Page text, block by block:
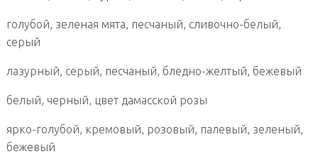
голубой, зеленая мята, песчаный, сливочно-белый,
серый
лазурный, серый, песчаный, бледно-желтый, бежевый
белый, черный, цвет дамасской розы
ярко-голубой, кремовый, розовый, палевый, зеленый,
бежевый